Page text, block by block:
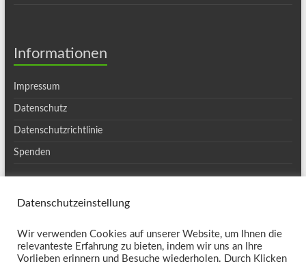
Informationen
Impressum
Datenschutz
Datenschutzrichtlinie
Spenden
Spacious von ThemeGrill. Präsentiert von:WordPress.
Kontakt
Datenschutzeinstellung
Wir verwenden Cookies auf unserer Website, um Ihnen die
relevanteste Erfahrung zu bieten, indem wir uns an Ihre
Vorlieben erinnern und Besuche wiederholen. Durch Klicken